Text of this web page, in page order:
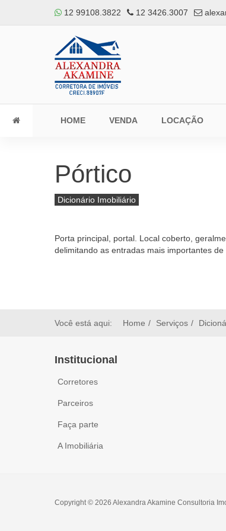
12 99108.3822 12 3426.3007
HOME VENDA LOCAÇÃO
Pórtico
Dicionário Imobiliário
Porta principal, portal. Local coberto,
delimitando as entradas mais importantes de
Você está aqui: Home Serviços
Institucional
Corretores
Parceiros
Faça parte
A Imobiliária
Copyright © 2026 Alexandra Akamine Consultoria